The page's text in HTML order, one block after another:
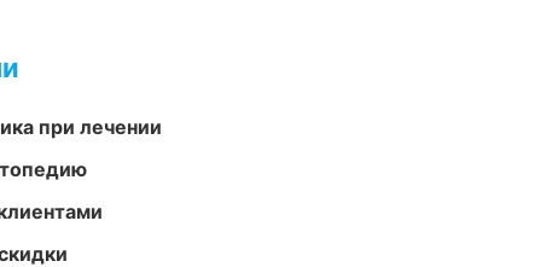
при лечении